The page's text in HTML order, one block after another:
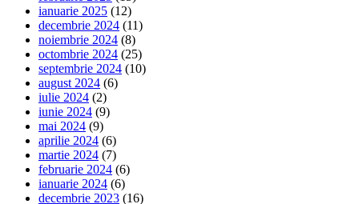
ianuarie 2025 (12)
decembrie 2024 (11)
noiembrie 2024 (8)
octombrie 2024 (25)
septembrie 2024 (10)
august 2024 (6)
iulie 2024 (2)
iunie 2024 (9)
mai 2024 (9)
aprilie 2024 (6)
martie 2024 (7)
februarie 2024 (6)
ianuarie 2024 (6)
decembrie 2023 (16)